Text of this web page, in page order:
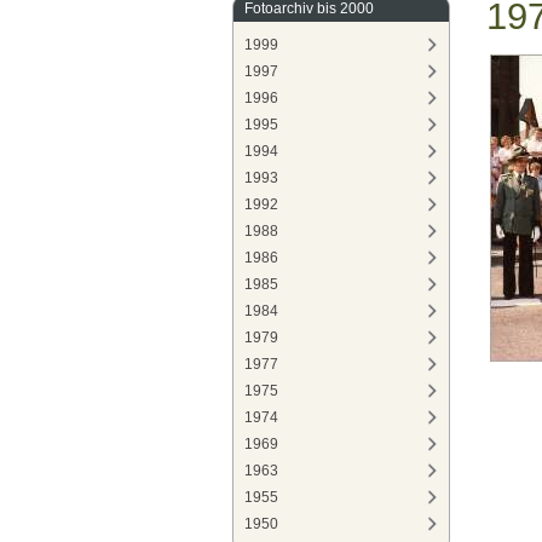
Fotoarchiv bis 2000
1999
1997
1996
1995
1994
1993
1992
1988
1986
1985
1984
1979
1977
1975
1974
1969
1963
1955
1950